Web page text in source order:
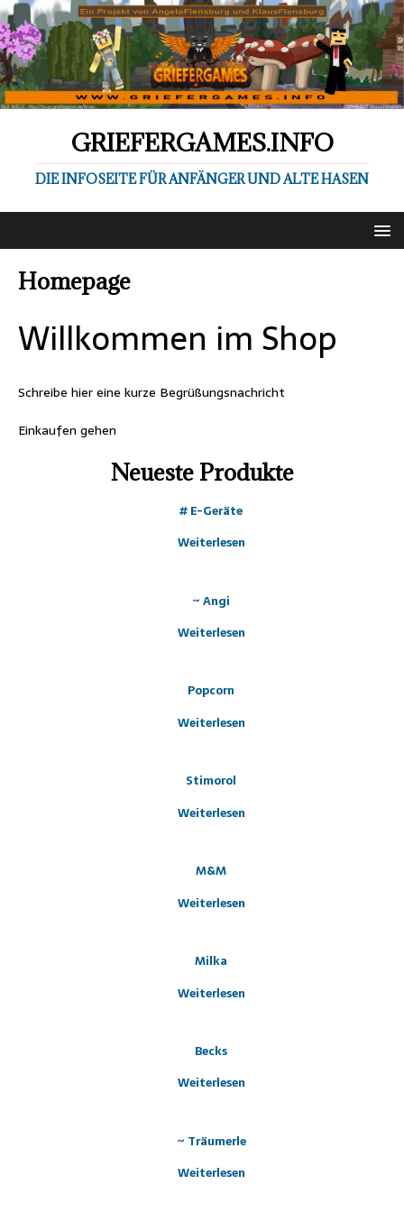
GRIEFERGAMES.INFO
DIE INFOSEITE FÜR ANFÄNGER UND ALTE HASEN
Homepage
Willkommen im Shop
Schreibe hier eine kurze Begrüßungsnachricht
Einkaufen gehen
Neueste Produkte
# E-Geräte
Weiterlesen
~ Angi
Weiterlesen
Popcorn
Weiterlesen
Stimorol
Weiterlesen
M&M
Weiterlesen
Milka
Weiterlesen
Becks
Weiterlesen
~ Träumerle
Weiterlesen